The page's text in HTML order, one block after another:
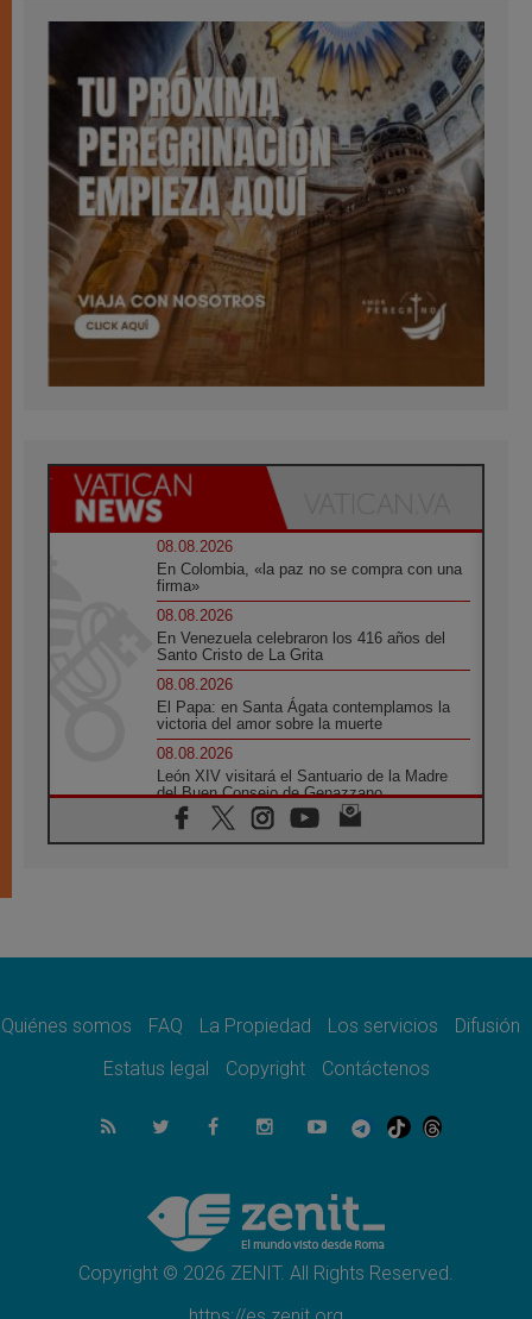
08.08.2026
En Colombia, «la paz no se compra con una
firma»
08.08.2026
En Venezuela celebraron los 416 años del
Santo Cristo de La Grita
08.08.2026
El Papa: en Santa Ágata contemplamos la
victoria del amor sobre la muerte
08.08.2026
León XIV visitará el Santuario de la Madre
del Buen Consejo de Genazzano
07.08.2026
Filipinas: el Vicariato Apostólico de Calapán
07.08.2026
07.08.2026
muertos en 300 días
Tagle: La guerra desfigura el mundo, solo la
revelación de Dios lo transfigura
Presentada la Trienal de Arte de las
Universidades Católicas: «Exercises in
Empathy»
Quiénes somos FAQ La Propiedad Los servicios
Difusión
Estatus legal
Copyright Contáctenos
Copyright © 2026 ZENIT. All Rights Reserved.